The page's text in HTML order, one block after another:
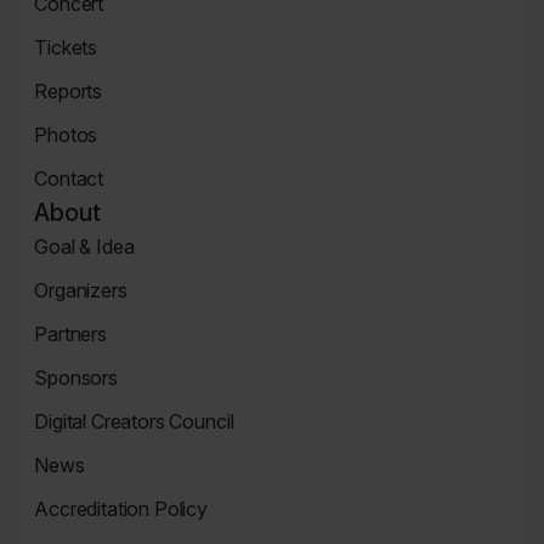
Page
Tickets
Page
Reports
Page
Photos
Contact
Contact
Page
About
Goal & Idea
Page
Organizers
Page
Partners
Page
Sponsors
Page
Digital Creators Council
Digital
Council
News
Accreditation Policy